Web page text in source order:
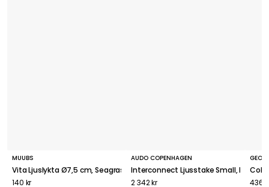
MUUBS
Vita Ljuslykta Ø7,5 cm, Seagrass
140 kr
AUDO COPENHAGEN
Interconnect Ljusstake Small,
2 342 kr
436